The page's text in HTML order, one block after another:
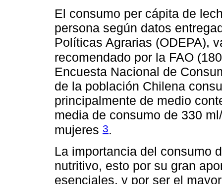
El consumo per cápita de
persona según datos
Políticas Agrarias (ODEPA),
recomendado por la FAO
Encuesta Nacional de
de la población Chilena
principalmente de medio
media de consumo de 330
mujeres 3.
La importancia del consumo
nutritivo, esto por su gran
esenciales, y por ser el